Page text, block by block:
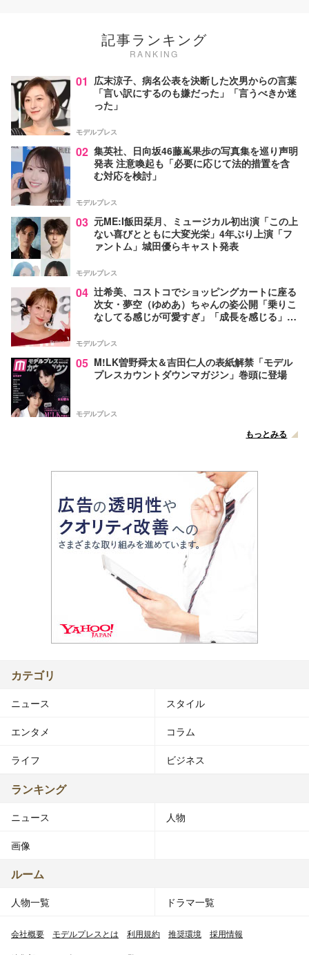
記事ランキング
RANKING
01 広末涼子、病名公表を決断した次男からの言葉
「言い訳にするのも嫌だった」「言うべきか迷
った」
モデルプレス
02 集英社、日向坂46藤嶌果歩の写真集を巡り声明
発表 注意喚起も「必要に応じて法的措置を含
む対応を検討」
モデルプレス
03 元ME:I飯田栞月、ミュージカル初出演「この上
ない喜びとともに大変光栄」4年ぶり上演「フ
ァントム」城田優らキャスト発表
モデルプレス
04 辻希美、コストコでショッピングカートに座る
次女・夢空（ゆめあ）ちゃんの姿公開「乗りこ
なしてる感じが可愛すぎ」「成長を感じる」の
モデルプレス
05 M!LK曽野舜太＆吉田仁人の表紙解禁「モデル
プレスカウントダウンマガジン」巻頭に登場
モデルプレス
もっとみる
カテゴリ
ニュース スタイル
エンタメ コラム
ライフ ビジネス
ランキング
ニュース 人物
画像
ルーム
人物一覧 ドラマ一覧
会社概要 モデルプレスとは 利用規約 推奨環境 採用情報